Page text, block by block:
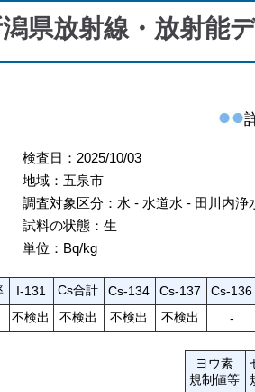
県放射線・放射能
検査日：2025/10/03
地域：五泉市
調査対象区分：水 - 水道水 - 田川内浄
試料の状態：生
単位：Bq/kg
I-131 Cs合計 Cs-134 Cs-137
Cs-136
不検出 不検出 不検出 不検出 -
ヨウ素
規制値等